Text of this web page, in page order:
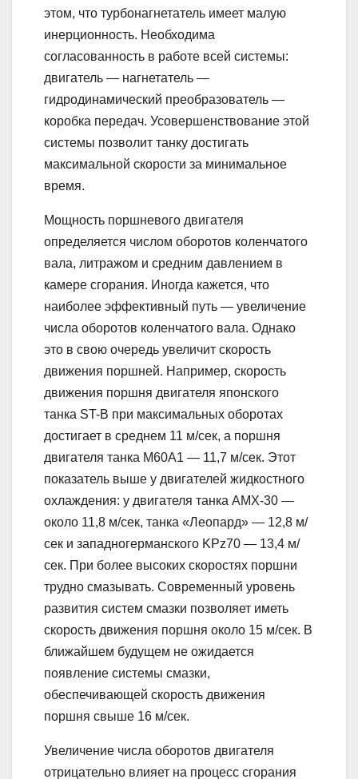
этом, что турбонагнетатель имеет малую
инерционность. Необходима
согласованность в работе всей системы:
двигатель — нагнетатель —
гидродинамический преобразователь —
коробка передач. Усовершенствование этой
системы позволит танку достигать
максимальной скорости за минимальное
время.
Мощность поршневого двигателя
определяется числом оборотов коленчатого
вала, литражом и средним давлением в
камере сгорания. Иногда кажется, что
наиболее эффективный путь — увеличение
числа оборотов коленчатого вала. Однако
это в свою очередь увеличит скорость
движения поршней. Например, скорость
движения поршня двигателя японского
танка ST-B при максимальных оборотах
достигает в среднем 11 м/сек, а поршня
двигателя танка М60А1 — 11,7 м/сек. Этот
показатель выше у двигателей жидкостного
охлаждения: у двигателя танка АМХ-30 —
около 11,8 м/сек, танка «Леопард» — 12,8 м/
сек и западногерманского KPz70 — 13,4 м/
сек. При более высоких скоростях поршни
трудно смазывать. Современный уровень
развития систем смазки позволяет иметь
скорость движения поршня около 15 м/сек. В
ближайшем будущем не ожидается
появление системы смазки,
обеспечивающей скорость движения
поршня свыше 16 м/сек.
Увеличение числа оборотов двигателя
отрицательно влияет на процесс сгорания